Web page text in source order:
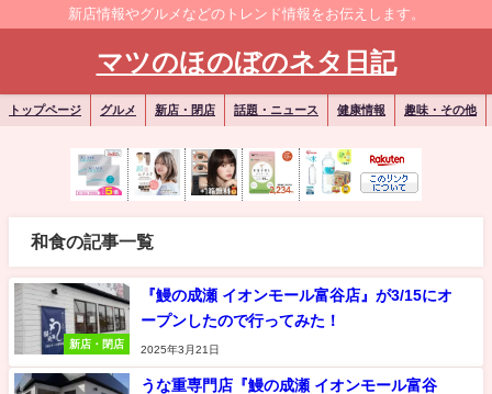
新店情報やグルメなどのトレンド情報をお伝えします。
マツのほのぼのネタ日記
トップページ グルメ 新店・閉店 話題・ニュース 健康情報 趣味・その他
和食の記事一覧
新店・閉店
『鰻の成瀬 イオンモール富谷店』が3/15にオ
ープンしたので行ってみた！
2025年3月21日
うな重専門店『鰻の成瀬 イオンモール富谷